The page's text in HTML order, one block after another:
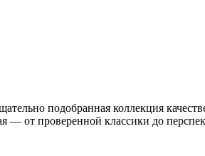
подобранная коллекция
— от проверенной классики до